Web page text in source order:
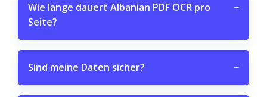
Wie lange dauert Albanian PDF OCR pro
Seite?
−
Sind meine Daten sicher? −